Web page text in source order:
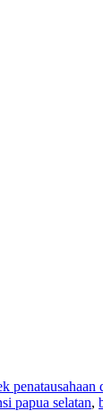
penatausahaan
papua selatan,